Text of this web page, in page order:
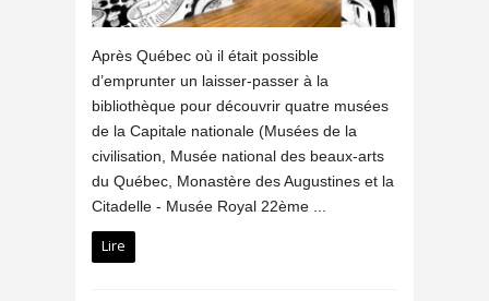
Après Québec où il était possible
d’emprunter un laisser-passer à la
bibliothèque pour découvrir quatre musées
de la Capitale nationale (Musées de la
civilisation, Musée national des beaux-arts
du Québec, Monastère des Augustines et la
Citadelle - Musée Royal 22ème ...
Lire